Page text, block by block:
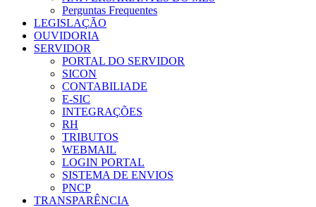
Perguntas Frequentes
LEGISLAÇÃO
OUVIDORIA
SERVIDOR
PORTAL DO SERVIDOR
SICON
CONTABILIADE
E-SIC
INTEGRAÇÕES
RH
TRIBUTOS
WEBMAIL
LOGIN PORTAL
SISTEMA DE ENVIOS
PNCP
TRANSPARÊNCIA